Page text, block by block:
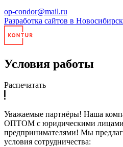
op-condor@mail.ru
Разработка сайтов в
Условия работы
Распечатать
Уважаемые партнёры! Наша
ОПТОМ с юридическими
предпринимателями! Мы
условия сотрудничества: